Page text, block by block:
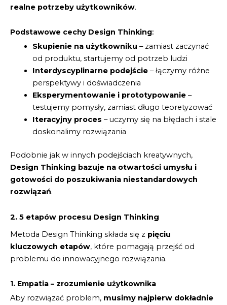
realne potrzeby użytkowników.
Podstawowe cechy Design Thinking:
Skupienie na użytkowniku – zamiast zaczynać
od produktu, startujemy od potrzeb ludzi
Interdyscyplinarne podejście– łączymy różne
perspektywy i doświadczenia
Eksperymentowanie i prototypowanie–
testujemy pomysły, zamiast długo teoretyzować
Iteracyjny proces – uczymy się na błędach i stale
doskonalimy rozwiązania
Podobnie jak w innych podejściach kreatywnych,
Design Thinking bazuje na otwartości umysłu i
gotowości do poszukiwania niestandardowych
rozwiązań.
2. 5 etapów procesu Design Thinking
Metoda Design Thinking składa się z pięciu
kluczowych etapów, które pomagają przejść od
problemu do innowacyjnego rozwiązania.
1. Empatia – zrozumienie użytkownika
Aby rozwiązać problem, musimy najpierw dokładnie